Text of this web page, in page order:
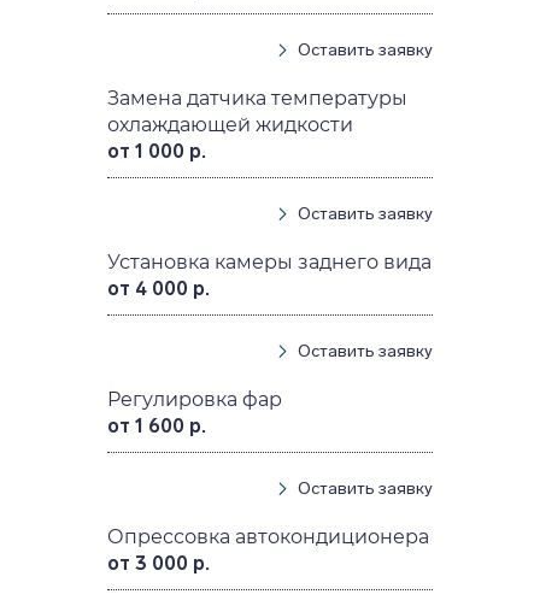
Оставить заявку
Замена датчика температуры
охлаждающей жидкости
от 1 000 р.
Оставить заявку
Установка камеры заднего вида
от 4 000 р.
Оставить заявку
Регулировка фар
от 1 600 р.
Оставить заявку
Опрессовка автокондиционера
от 3 000 р.